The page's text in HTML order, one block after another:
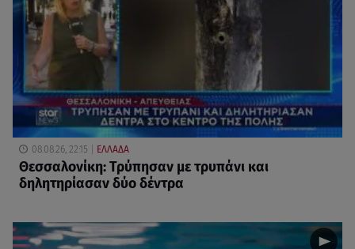
08.08.26, 22:15 ΕΛΛΑΔΑ
Θεσσαλονίκη: Τρύπησαν με τρυπάνι και
δηλητηρίασαν δύο δέντρα